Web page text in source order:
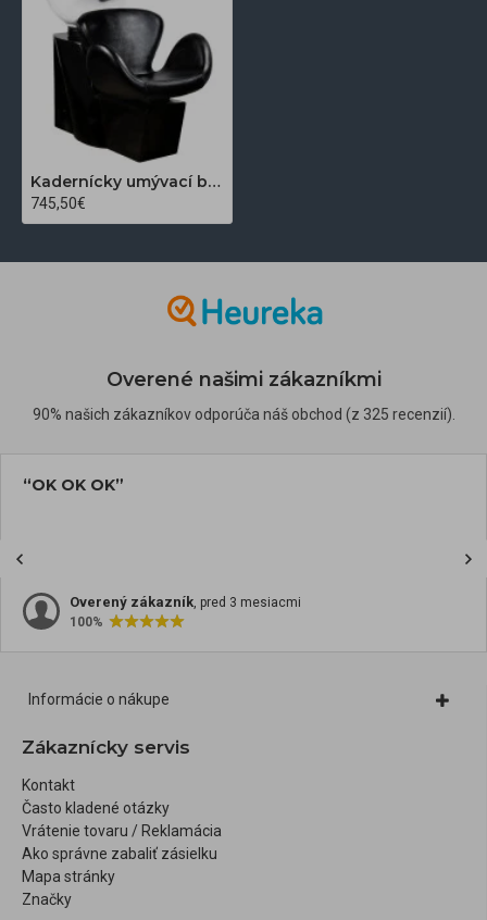
Kadernícky umývací box Gabbiano Amsterdam čierny s bielym umývadlom
745,50€
Overené našimi zákazníkmi
90% našich zákazníkov odporúča náš obchod (z 325 recenzií).
“OK OK OK”
Overený zákazník, pred 3 mesiacmi
100%
Informácie o nákupe
Zákaznícky servis
Kontakt
Často kladené otázky
Vrátenie tovaru / Reklamácia
Ako správne zabaliť zásielku
Mapa stránky
Značky